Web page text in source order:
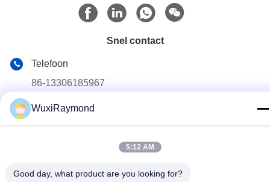
Snel contact
Telefoon
86-13306185967
E-mail
adam@wxhy.com.cn
PRChina 214185
WuxiRaymond
5:12 AM
Good day, what product are you looking for?